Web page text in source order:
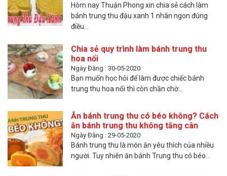
Hôm nay Thuận Phong xin chia sẻ cách làm
bánh trung thu đậu xanh 1 nhân ngon đúng
điều...
Chia sẻ quy trình làm bánh trung thu
hoa nổi
Ngày Đăng : 30-05-2020
Bạn muốn học hỏi để làm được chiếc bánh
trung thu hoa nổi thì còn chần chờ...
Ăn bánh trung thu có béo không? Cách
ăn bánh trung thu không tăng cân
Ngày Đăng : 29-05-2020
Bánh trung thu là món ăn yêu thích của nhiều
người. Tuy nhiên ăn bánh Trung thu có béo...